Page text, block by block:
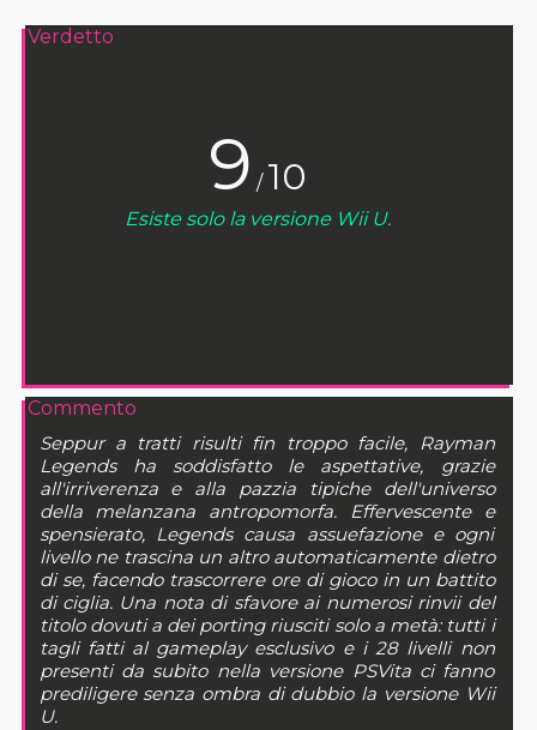
Verdetto
9 / 10
Esiste solo la versione Wii U.
Commento
Seppur a tratti risulti fin troppo facile, Rayman
Legends ha soddisfatto le aspettative, grazie
all'irriverenza e alla pazzia tipiche dell'universo
della melanzana antropomorfa. Effervescente e
spensierato, Legends causa assuefazione e ogni
livello ne trascina un altro automaticamente dietro
di se, facendo trascorrere ore di gioco in un battito
di ciglia. Una nota di sfavore ai numerosi rinvii del
titolo dovuti a dei porting riusciti solo a metà: tutti i
tagli fatti al gameplay esclusivo e i 28 livelli non
presenti da subito nella versione PSVita ci fanno
prediligere senza ombra di dubbio la versione Wii
U.